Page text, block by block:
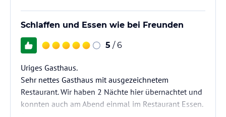
Schlaffen und Essen wie bei Freunden
5 / 6
Uriges Gasthaus.
Sehr nettes Gasthaus mit ausgezeichnetem
Restaurant. Wir haben 2 Nächte hier übernachtet und
konnten auch am Abend einmal im Restaurant Essen.